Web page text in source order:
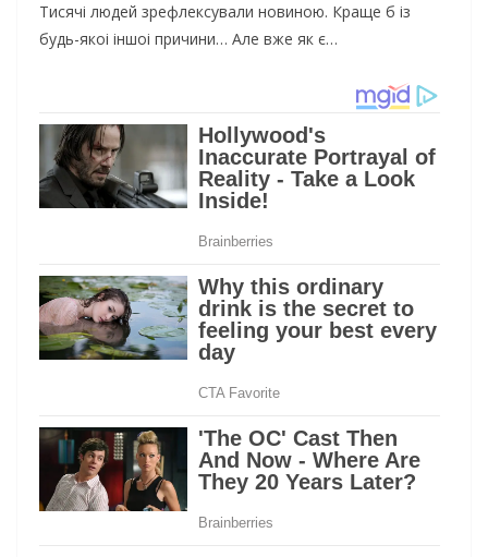
Тисячі людей зрефлексували новиною. Краще б із
будь-якоі іншоі причини… Але вже як є…